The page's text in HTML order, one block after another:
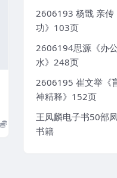
2606193 杨戬 亲传
功》103页
2606194思源《办
水》248页
2606195 崔文举《
神精释》152页
王凤麟电子书50部
书籍